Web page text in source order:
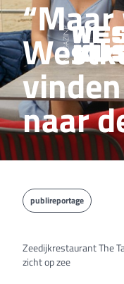
naar
publireportage
Zeedijkrestaurant The
zicht op zee